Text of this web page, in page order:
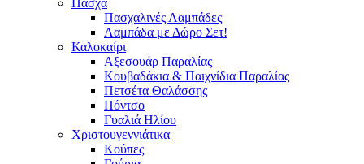
Πάσχα
Πασχαλινές Λαμπάδες
Λαμπάδα με Δώρο Σετ!
Καλοκαίρι
Αξεσουάρ Παραλίας
Κουβαδάκια & Παιχνίδια Παραλίας
Πετσέτα Θαλάσσης
Πόντσο
Γυαλιά Ηλίου
Χριστουγεννιάτικα
Κούπες